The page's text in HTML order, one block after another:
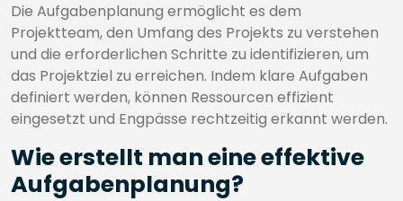
Die Aufgabenplanung ermöglicht es dem
Projektteam, den Umfang des Projekts zu verstehen
und die erforderlichen Schritte zu identifizieren, um
das Projektziel zu erreichen. Indem klare Aufgaben
definiert werden, können Ressourcen effizient
eingesetzt und Engpässe rechtzeitig erkannt werden.
Wie erstellt man eine effektive
Aufgabenplanung?